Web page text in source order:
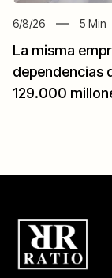
6/8/26 5 Min
La misma
dependencias
129.000